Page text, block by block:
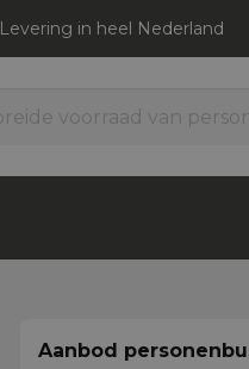
Levering in heel Nederland
Aanbod